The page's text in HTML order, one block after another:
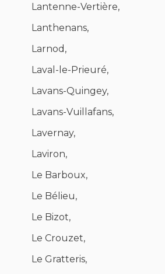
Lantenne-Vertière,
Lanthenans,
Larnod,
Laval-le-Prieuré,
Lavans-Quingey,
Lavans-Vuillafans,
Lavernay,
Laviron,
Le Barboux,
Le Bélieu,
Le Bizot,
Le Crouzet,
Le Gratteris,